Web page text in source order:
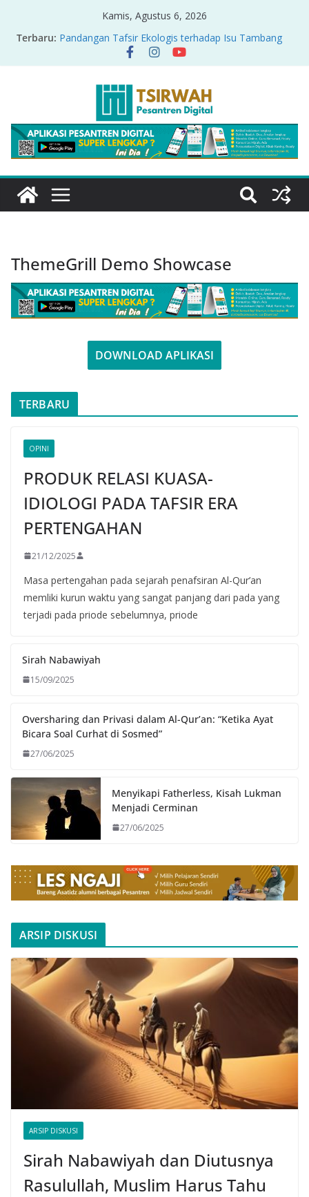
Kamis, Agustus 6, 2026
Terbaru: Pandangan Tafsir Ekologis terhadap Isu Tambang
Nikel di Raja Ampat
PRODUK RELASI KUASA-IDIOLOGI PADA TAFSIR
Sirah Nabawiyah
Oversharing dan Privasi dalam Al-Qur’an: “Ketika
Ayat Bicara Soal Curhat di Sosmed”
Menyikapi Fatherless, Kisah Lukman Menjadi
Cerminan
ThemeGrill Demo Showcase
DOWNLOAD APLIKASI
TERBARU
OPINI
PRODUK RELASI KUASA-
IDIOLOGI PADA TAFSIR ERA
PERTENGAHAN
21/12/2025
Masa pertengahan pada sejarah penafsiran Al-Qur’an
memliki kurun waktu yang sangat panjang dari pada yang
terjadi pada priode sebelumnya, priode
Sirah Nabawiyah
15/09/2025
Oversharing dan Privasi dalam Al-Qur’an: “Ketika Ayat
Bicara Soal Curhat di Sosmed”
27/06/2025
Menyikapi Fatherless, Kisah Lukman
Menjadi Cerminan
27/06/2025
ARSIP DISKUSI
ARSIP DISKUSI
Sirah Nabawiyah dan Diutusnya
Rasulullah, Muslim Harus Tahu